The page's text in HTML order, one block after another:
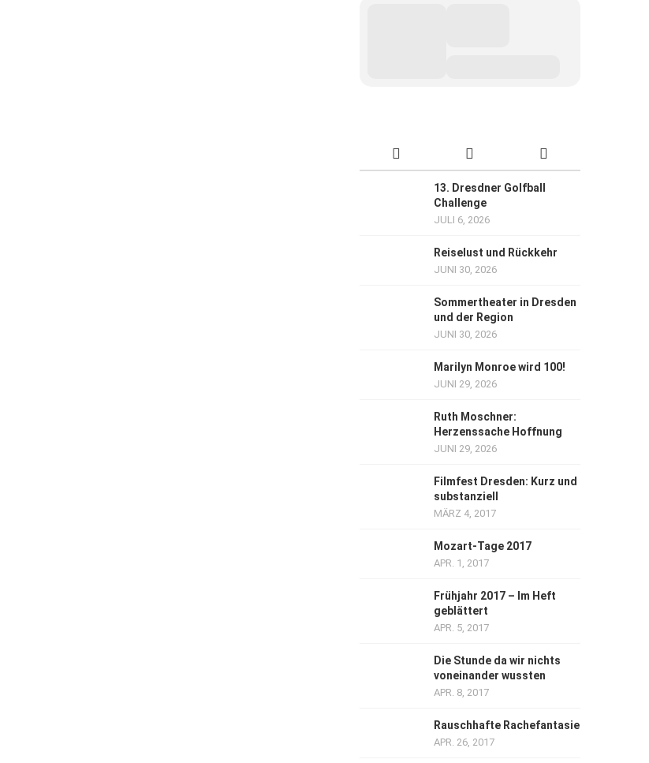
13. Dresdner Golfball
Challenge
JULI 6, 2026
Reiselust und Rückkehr
JUNI 30, 2026
Sommertheater in Dresden
und der Region
JUNI 30, 2026
Marilyn Monroe wird 100!
JUNI 29, 2026
Ruth Moschner:
Herzenssache Hoffnung
JUNI 29, 2026
Filmfest Dresden: Kurz und
substanziell
MÄRZ 4, 2017
Mozart-Tage 2017
APR. 1, 2017
Frühjahr 2017 – Im Heft
geblättert
APR. 5, 2017
Die Stunde da wir nichts
voneinander wussten
APR. 8, 2017
Rauschhafte Rachefantasie
APR. 26, 2017